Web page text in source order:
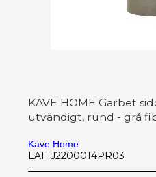
KAVE HOME Garbet
utvändigt, rund - grå
Kave Home
LAF-J2200014PR03